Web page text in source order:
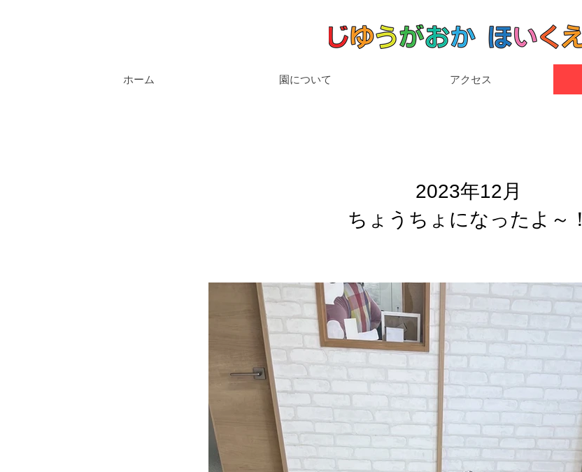
ホーム 園について アクセス
2023年12月
ちょうちょになったよ～！